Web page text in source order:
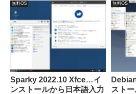
ストールは不要なので、使わない
なら捨てるだけです。
スクト
ペック
インス
には、
無料OS
Sparky 2022.10 Xfce…イ
ンストールから日本語入力
無料OS
スト